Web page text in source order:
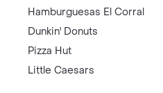
Hamburguesas El Corral
Dunkin' Donuts
Pizza Hut
Little Caesars